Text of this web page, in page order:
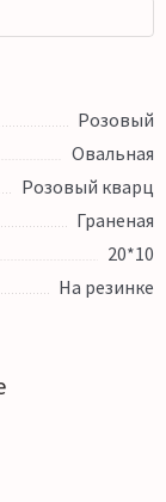
Розовый
Овальная
Розовый кварц
Граненая
20*10
На резинке